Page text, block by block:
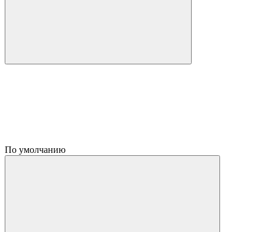
По умолчанию